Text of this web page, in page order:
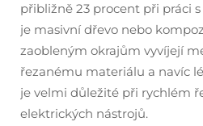
přibližně 23 procent při práci
je masivní dřevo nebo
zaobleným okrajům vyvíjejí
řezanému materiálu a navíc
je velmi důležité při rychlém
elektrických nástrojů.